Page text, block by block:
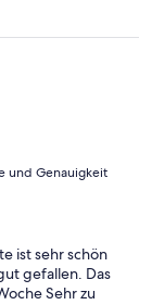
und Genauigkeit
ist sehr schön
gefallen. Das
Sehr zu